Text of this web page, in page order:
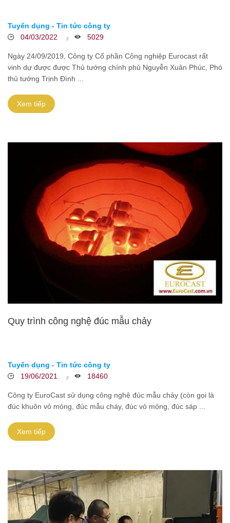
Tuyển dụng - Tin tức công ty
04/03/2022
5029
Ngày 24/09/2019, Công ty Cổ phần Công nghiệp Eurocast rất
vinh dự được được Thủ tướng chính phủ Nguyễn Xuân Phúc, Phó
thủ tướng Trịnh Đình ...
Xem tiếp
Quy trình công nghệ đúc mẫu chảy
Tuyển dụng - Tin tức công ty
19/06/2021
18460
Công ty EuroCast sử dụng công nghệ đúc mẫu chảy (còn gọi là
đúc khuôn vỏ mỏng, đúc mẫu cháy, đúc vỏ mỏng, đúc sáp ...
Xem tiếp